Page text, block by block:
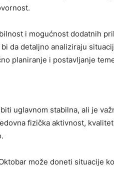
i mogućnost dodatnih
da detaljno analiziraju
planiranje i postavljanje
uglavnom stabilna, ali je
fizička aktivnost,
može doneti situacije